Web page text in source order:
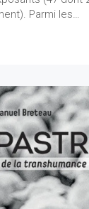
Parmi les…